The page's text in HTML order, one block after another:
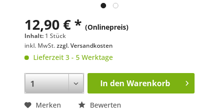
12,90 € * (Onlinepreis)
Inhalt: 1 Stück
inkl. MwSt.zzgl. Versandkosten
Lieferzeit 3 - 5 Werktage
In den Warenkorb
Merken Bewerten